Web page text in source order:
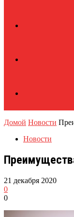
Домой Новости
Новости
21 декабря 2020
0
0